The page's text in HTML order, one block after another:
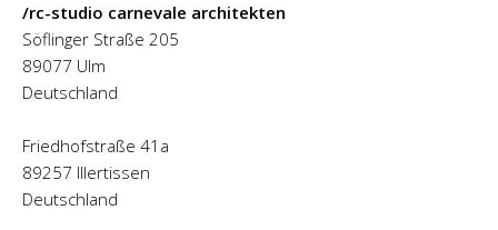
/rc-studio carnevale architekten
Söflinger Straße 205
89077 Ulm
Deutschland
Friedhofstraße 41a
89257 Illertissen
Deutschland